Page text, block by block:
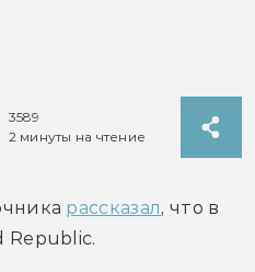
3589
2 минуты на чтение
рассказал, что в
Republic.